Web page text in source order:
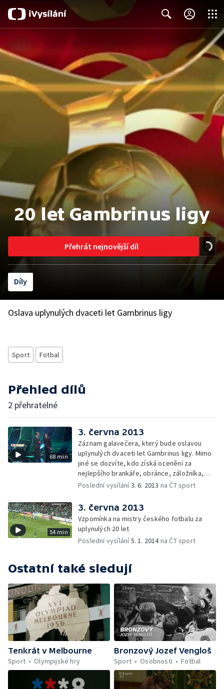
Close
20 let Gambrinus ligy
Přehrát nejnovější díl
Díly
Oslava uplynulých dvaceti let Gambrinus ligy
Sport Fotbal
Přehled dílů
2 přehratelné
68 min
3. června 2013
Záznam galavečera, který bude oslavou
uplynulých dvaceti let Gambrinus ligy. Mimo
jiné se dozvíte, kdo získá ocenění za
nejlepšího brankáře, obránce, záložníka,
útočníka, trenéra, nejkrásnější gól a
Poslední vysílání3. 6. 2013 na ČT sport
54 min
3. června 2013
Vzpomínka na mistry českého fotbalu za
uplynulých 20 let
Poslední vysílání5. 1. 2014na ČT sport
Ostatní také sledují
Tenkrát v Melbourne
Sport
Olympijské hry
Bronzový Jozef Vengloš
Sport
Osobnosti Fotbal